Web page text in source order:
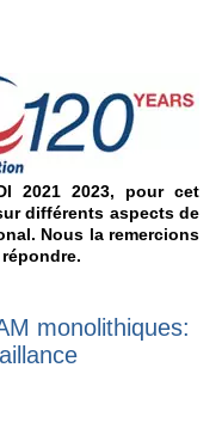
2021 2023, pour cet
différents aspects de
Nous la remercions
monolithiques: